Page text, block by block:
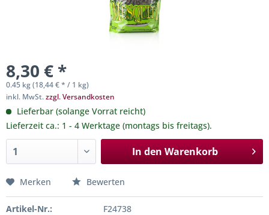
8,30 € *
0.45 kg (18,44 € * / 1 kg)
inkl. MwSt.zzgl. Versandkosten
Lieferbar (solange Vorrat reicht)
Lieferzeit ca.: 1 - 4 Werktage (montags bis freitags).
In den Warenkorb
Merken Bewerten
Artikel-Nr.:
F24738